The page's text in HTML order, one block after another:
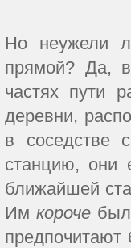
Но неужели
прямой? Да,
частях пути
деревни,
в соседстве
станцию,
ближайшей
Им короче